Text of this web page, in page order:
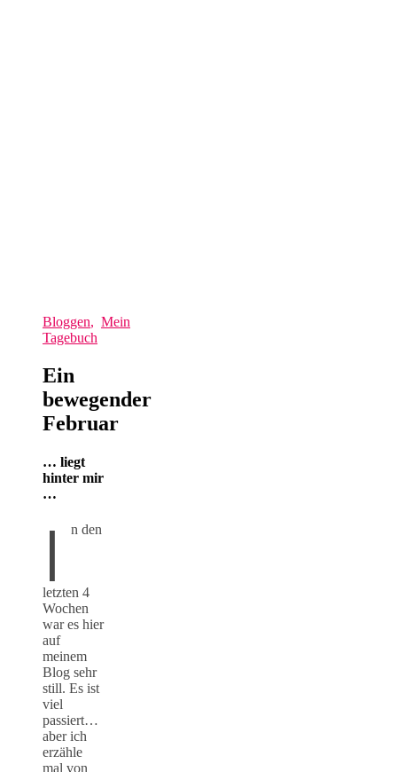
Bloggen, Mein
Tagebuch
Ein
bewegender
Februar
… liegt
hinter mir
…
I n den
letzten 4
Wochen
war es hier
auf
meinem
Blog sehr
still. Es ist
viel
passiert…
aber ich
erzähle
mal von